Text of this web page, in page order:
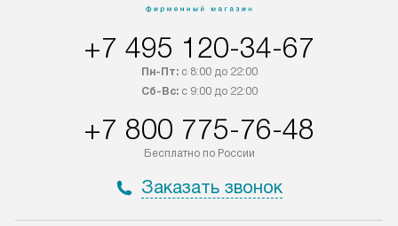
Возможна доставка товаров по
+7 495 120-34-67
Пн-Пт:с 8:00 до 22:00
Сб-Вс:с 9:00 до 22:00
+7 800 775-76-48
Бесплатно по России
Заказать звонок